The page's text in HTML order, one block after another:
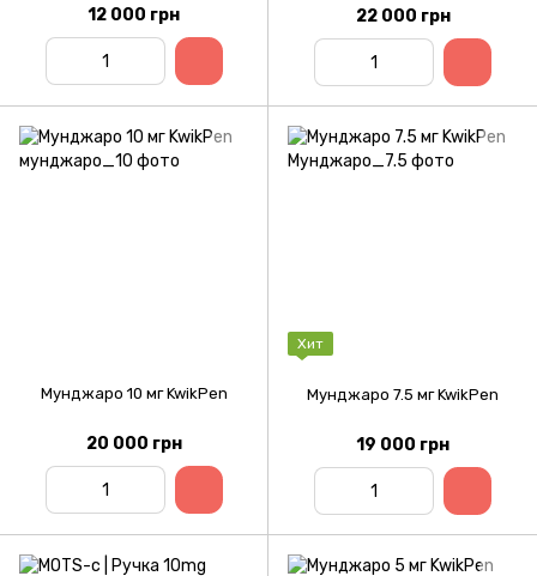
12 000 грн 22 000 грн
Мунджаро 10 мг KwikPen
20 000 грн
Хит
Мунджаро 7.5 мг KwikPen
19 000 грн